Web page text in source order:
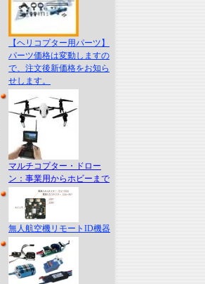
【ヘリコプター用パーツ】
パーツ価格は変動しますの
で、注文後新価格をお知ら
せします。
マルチコプター・ドロー
ン：事業用からホビーまで
無人航空機リモートID機器